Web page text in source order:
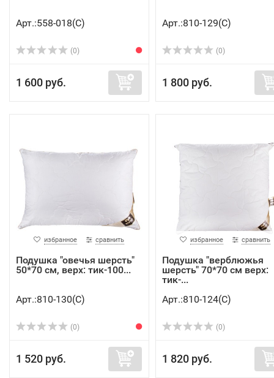
Арт.:558-018(C)
(0)
1 600 руб.
Арт.:810-129(C)
(0)
1 800 руб.
избранное сравнить
Подушка "овечья шерсть"
50*70 см, верх: тик-100...
Арт.:810-130(C)
(0)
1 520 руб.
избранное сравнить
Подушка "верблюжья
шерсть" 70*70 см верх:
тик-...
Арт.:810-124(C)
(0)
1 820 руб.